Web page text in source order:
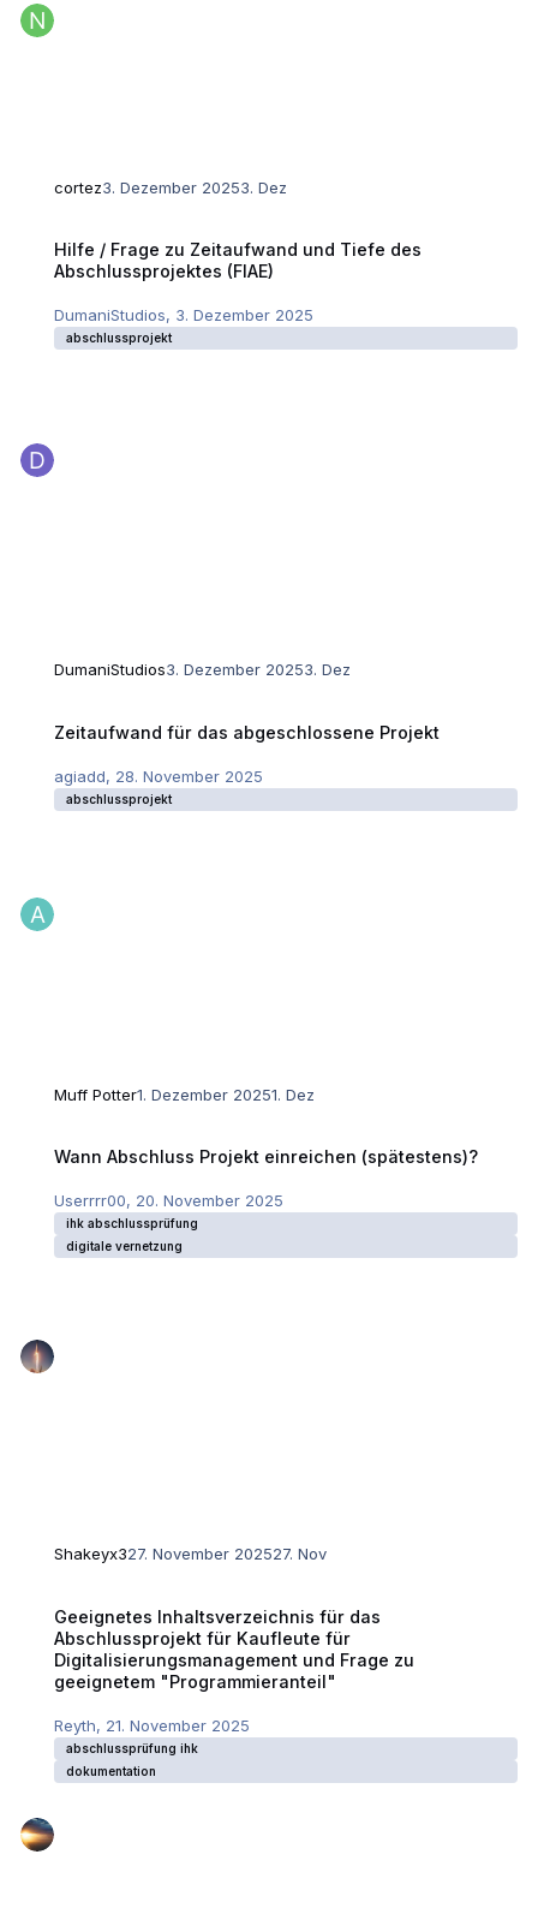
cortez3. Dezember 20253. Dez
Hilfe / Frage zu Zeitaufwand und Tiefe des
Abschlussprojektes (FIAE)
DumaniStudios, 3. Dezember 2025
abschlussprojekt
DumaniStudios3. Dezember 20253. Dez
Zeitaufwand für das abgeschlossene Projekt
agiadd, 28. November 2025
abschlussprojekt
Muff Potter1. Dezember 20251. Dez
Wann Abschluss Projekt einreichen (spätestens)?
Userrrr00, 20. November 2025
ihk abschlussprüfung
digitale vernetzung
Shakeyx327. November 202527. Nov
Geeignetes Inhaltsverzeichnis für das
Abschlussprojekt für Kaufleute für
Digitalisierungsmanagement und Frage zu
geeignetem "Programmieranteil"
Reyth, 21. November 2025
abschlussprüfung ihk
dokumentation